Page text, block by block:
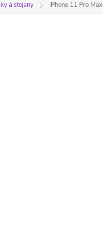
a stojany iPhone 11 Pro Max